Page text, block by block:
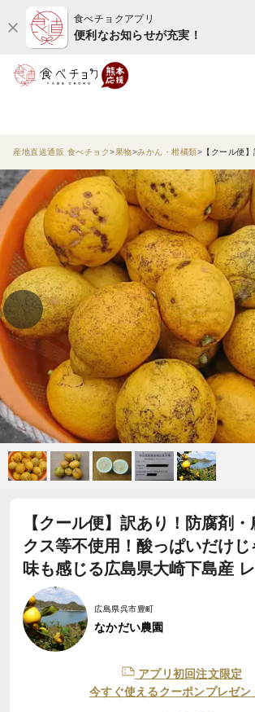
食べチョクアプリ
便利なお知らせが充実！
産地直送通販 食べチョク 果物 みかん・柑橘類 【クール便
【クール便】訳あり！防腐剤
クス等不使用！酸っぱいだけ
味も感じる広島県大崎下島産
広島県呉市豊町
なかだい農園
アプリ初回注文限定
今すぐ使えるクーポンプレゼン